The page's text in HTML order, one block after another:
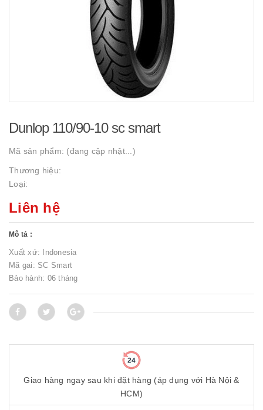
Dunlop 110/90-10 sc smart
Mã sản phẩm: (đang cập nhật...)
Thương hiệu:
Loại:
Liên hệ
Mô tả :
Xuất xứ: Indonesia
Mã gai: SC Smart
Bảo hành: 06 tháng
Giao hàng ngay sau khi đặt hàng (áp dụng với Hà Nội &
HCM)